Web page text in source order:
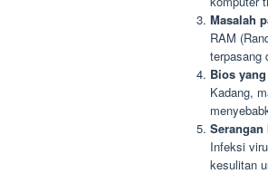
Masalah
RAM
terpasang
Bios
Kadang,
Serangan
Infeksi
kesulitan